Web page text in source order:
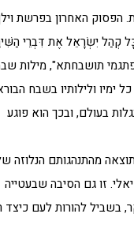
הפסוק האחרון בפרשת
קְהַל יִשְׂרָאֵל אֶת דִּבְרֵי
תושבחתא", מילות
ולילותיו בשבח
בעולם, ובכך הוא פוגע
מהתנהגותם הנלוזה
זו גם הסיבה שבעטייה
בשביל להורות לעם כיצד